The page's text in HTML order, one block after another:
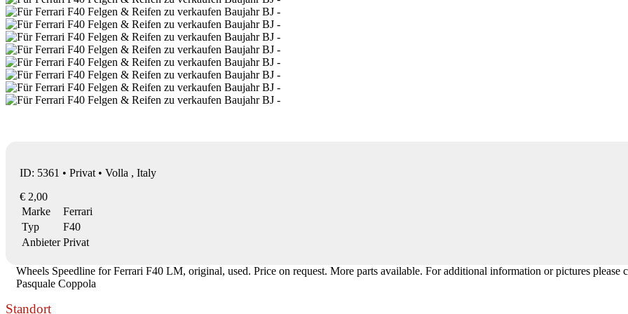
ID: 5361 • Privat • Volla , Italy
€ 2,00
Marke
Ferrari
Typ
F40
Anbieter Privat
Wheels Speedline for Ferrari F40 LM, original, used. Price on request. More parts available. For additional information or pictures please
Pasquale Coppola
Standort